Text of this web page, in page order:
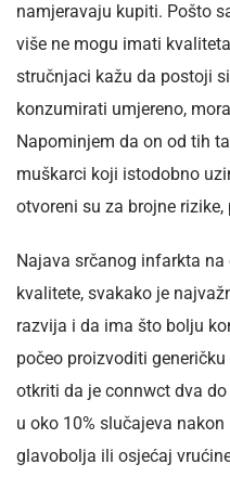
namjeravaju kupiti. Pošto
više ne mogu imati
stručnjaci kažu da postoji
konzumirati umjereno,
Napominjem da on od tih
muškarci koji istodobno
otvoreni su za brojne
Najava srčanog infarkta
kvalitete, svakako je
razvija i da ima što bolju
počeo proizvoditi
otkriti da je connwct dva
u oko 10% slučajeva
glavobolja ili osjećaj